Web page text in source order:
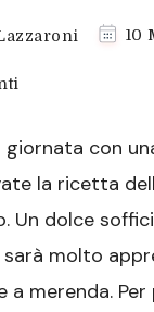
10
zafferano,
della
giornata con
la ricetta
Un dolce
molto
a merenda.